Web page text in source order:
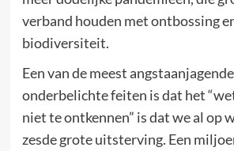
verband houden met ontbossing
biodiversiteit.
Een van de meest
onderbelichte feiten is dat het
niet te ontkennen” is dat we al op
zesde grote uitsterving. Een